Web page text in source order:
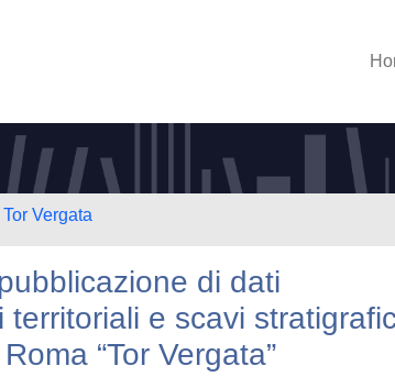
Vergata
di dati
e scavi
“Tor Vergata”